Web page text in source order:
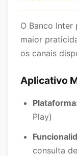
O Banco
maior
os canais
Aplicativo
Play)
consulta